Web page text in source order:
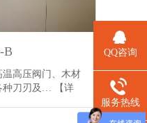
B
温高压阀门、木材
种刀刃及…
【详
QQ咨询
服务热线